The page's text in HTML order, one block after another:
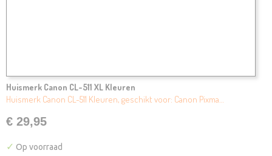
Huismerk Canon CL-511 XL Kleuren
Huismerk Canon CL-511 Kleuren, geschikt voor: Canon Pixma…
€ 29,95
✓ Op voorraad